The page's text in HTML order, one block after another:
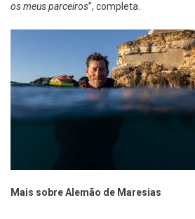
os meus parceiros”, completa.
Mais sobre Alemão de Maresias